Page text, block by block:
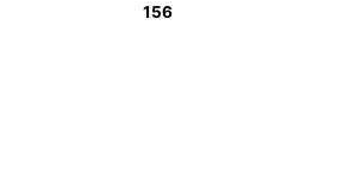
156